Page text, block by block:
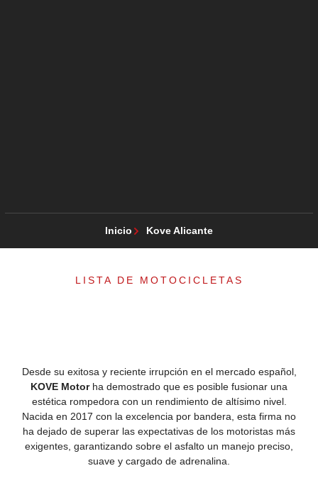
Inicio Kove Alicante
LISTA DE MOTOCICLETAS
Desde su exitosa y reciente irrupción en el mercado español,
KOVE Motorha demostrado que es posible fusionar una
estética rompedora con un rendimiento de altísimo nivel.
Nacida en 2017 con la excelencia por bandera, esta firma no
ha dejado de superar las expectativas de los motoristas más
exigentes, garantizando sobre el asfalto un manejo preciso,
suave y cargado de adrenalina.